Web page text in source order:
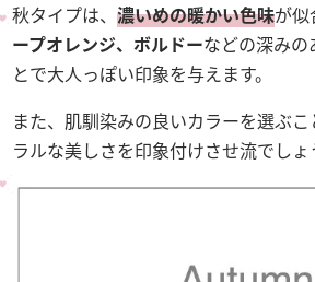
秋タイプは、濃いめの暖かい色味が似
ープオレンジ、ボルドーなどの深みの
とで大人っぽい印象を与えます。
また、肌馴染みの良いカラーを選ぶ
ラルな美しさを印象付けさせ流でしょ